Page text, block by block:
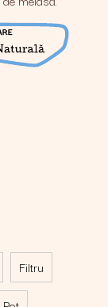
Filtru